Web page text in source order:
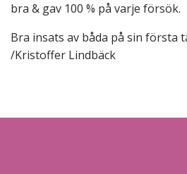
bra & gav 100 % på varje försök.
Bra insats av båda på sin första
/Kristoffer Lindbäck